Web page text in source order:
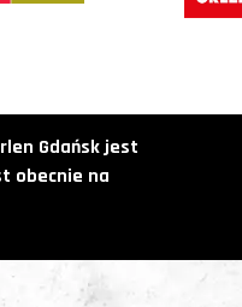
Gdańsk jest
obecnie na